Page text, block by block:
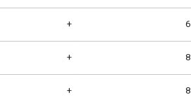
+ 6
+ 8
+ 8